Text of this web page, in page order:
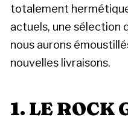
totalement
actuels, une sélection
nous aurons
nouvelles livraisons.
1. LE ROCK